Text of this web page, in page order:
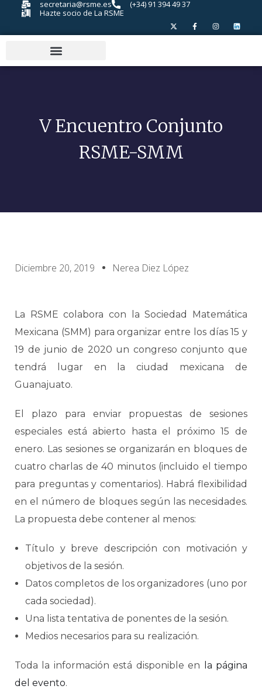
secretaria@rsme.es
(+34) 91 394 49 37
Hazte socio de La RSME
V Encuentro Conjunto
RSME-SMM
Diciembre 20, 2019 Nerea Diez López
La RSME colabora con la Sociedad Matemática
Mexicana (SMM) para organizar entre los días 15 y
19 de junio de 2020 un congreso conjunto que
tendrá lugar en la ciudad mexicana de
Guanajuato.
El plazo para enviar propuestas de sesiones
especiales está abierto hasta el próximo 15 de
enero. Las sesiones se organizarán en bloques de
cuatro charlas de 40 minutos (incluido el tiempo
para preguntas y comentarios). Habrá flexibilidad
en el número de bloques según las necesidades.
La propuesta debe contener al menos:
Título y breve descripción con motivación y
objetivos de la sesión.
Datos completos de los organizadores (uno por
cada sociedad).
Una lista tentativa de ponentes de la sesión.
Medios necesarios para su realización.
Toda la información está disponible en
la página
del evento.